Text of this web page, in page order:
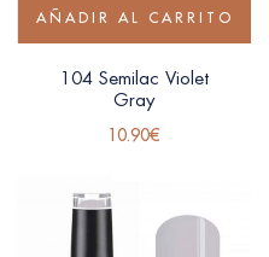
AÑADIR AL CARRITO
104 Semilac Violet
Gray
10.90€